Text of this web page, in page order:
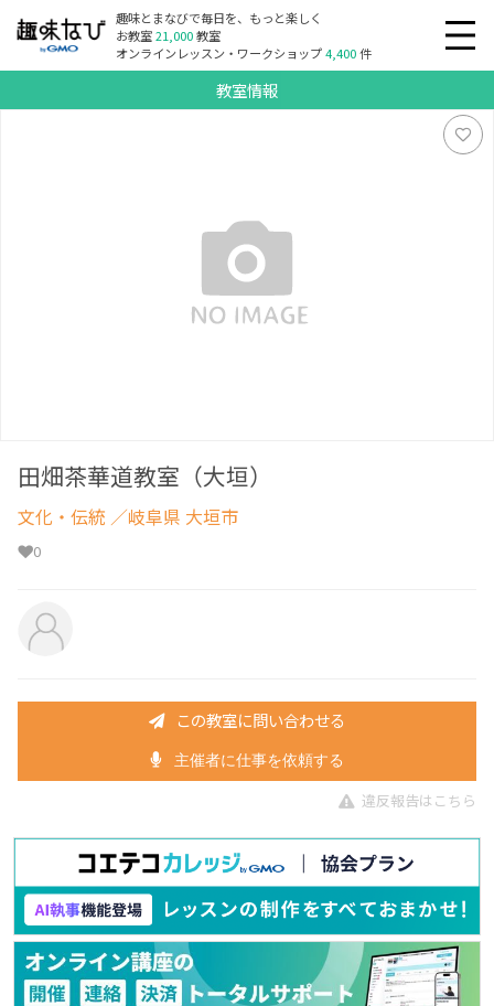
趣味とまなびで毎日を、もっと楽しく
お教室21,000教室
オンラインレッスン・ワークショップ4,400件
教室情報
田畑茶華道教室（大垣）
文化・伝統 ／岐阜県 大垣市
0
この教室に問い合わせる
主催者に仕事を依頼する
違反報告はこちら